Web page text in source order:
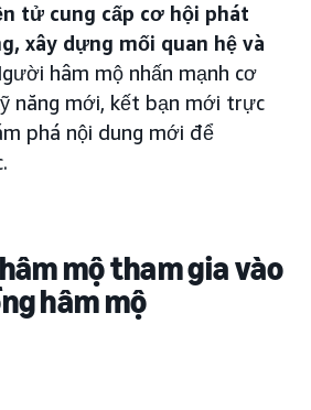
tử cung cấp cơ hội phát
xây dựng mối quan hệ và
hâm mộ nhấn mạnh cơ
năng mới, kết bạn mới trực
phá nội dung mới để
mộ tham gia vào
hâm mộ